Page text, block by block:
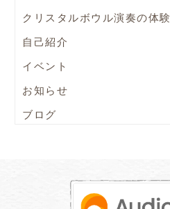
クリスタルボウル演奏の体験
自己紹介
イベント
お知らせ
ブログ